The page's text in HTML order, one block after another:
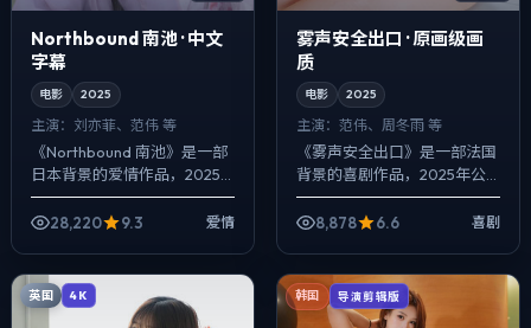
Northbound 南池 · 中文
字幕
电影 2025
主演： 刘亦菲、范伟 等
《Northbound 南池》是一部
日本背景的爱情作品，2025
年公映，由贾樟柯执导，刘亦
菲、范伟、宋康昊等主演。强
28,220 9.3 爱情
雾声安全出口 · 原画级画
质
电影 2025
主演： 范伟、周冬雨 等
《雾声安全出口》是一部法国
背景的喜剧作品，2025年公
映，由毕赣执导，范伟、周冬
雨、松田龙平等主演。影像偏
8,878 6.6 喜剧
英国 4K 韩国 导演剪辑版